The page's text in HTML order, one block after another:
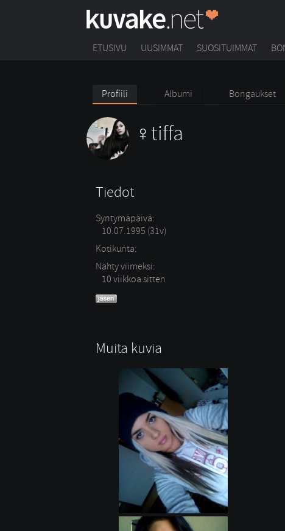
ETUSIVU UUSIMMAT SUOSITUIMMAT
Profiili Albumi Bongaukset
tiffa
Tiedot
Syntymäpäivä:
10.07.1995 (31v)
Kotikunta:
Nähty viimeksi:
10 viikkoa sitten
Muita kuvia